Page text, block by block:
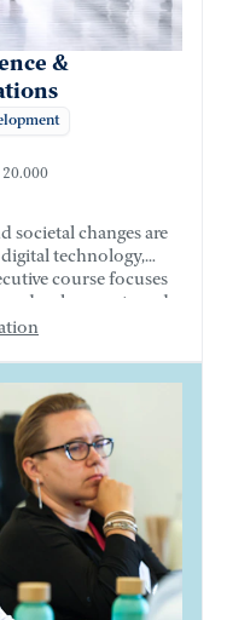
&
societal changes are
technology,
course focuses
developments and
that stretches